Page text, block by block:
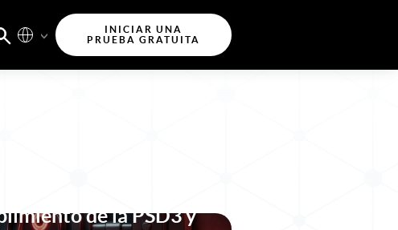
INICIAR UNA
PRUEBA GRATUITA
de la PSD3 y